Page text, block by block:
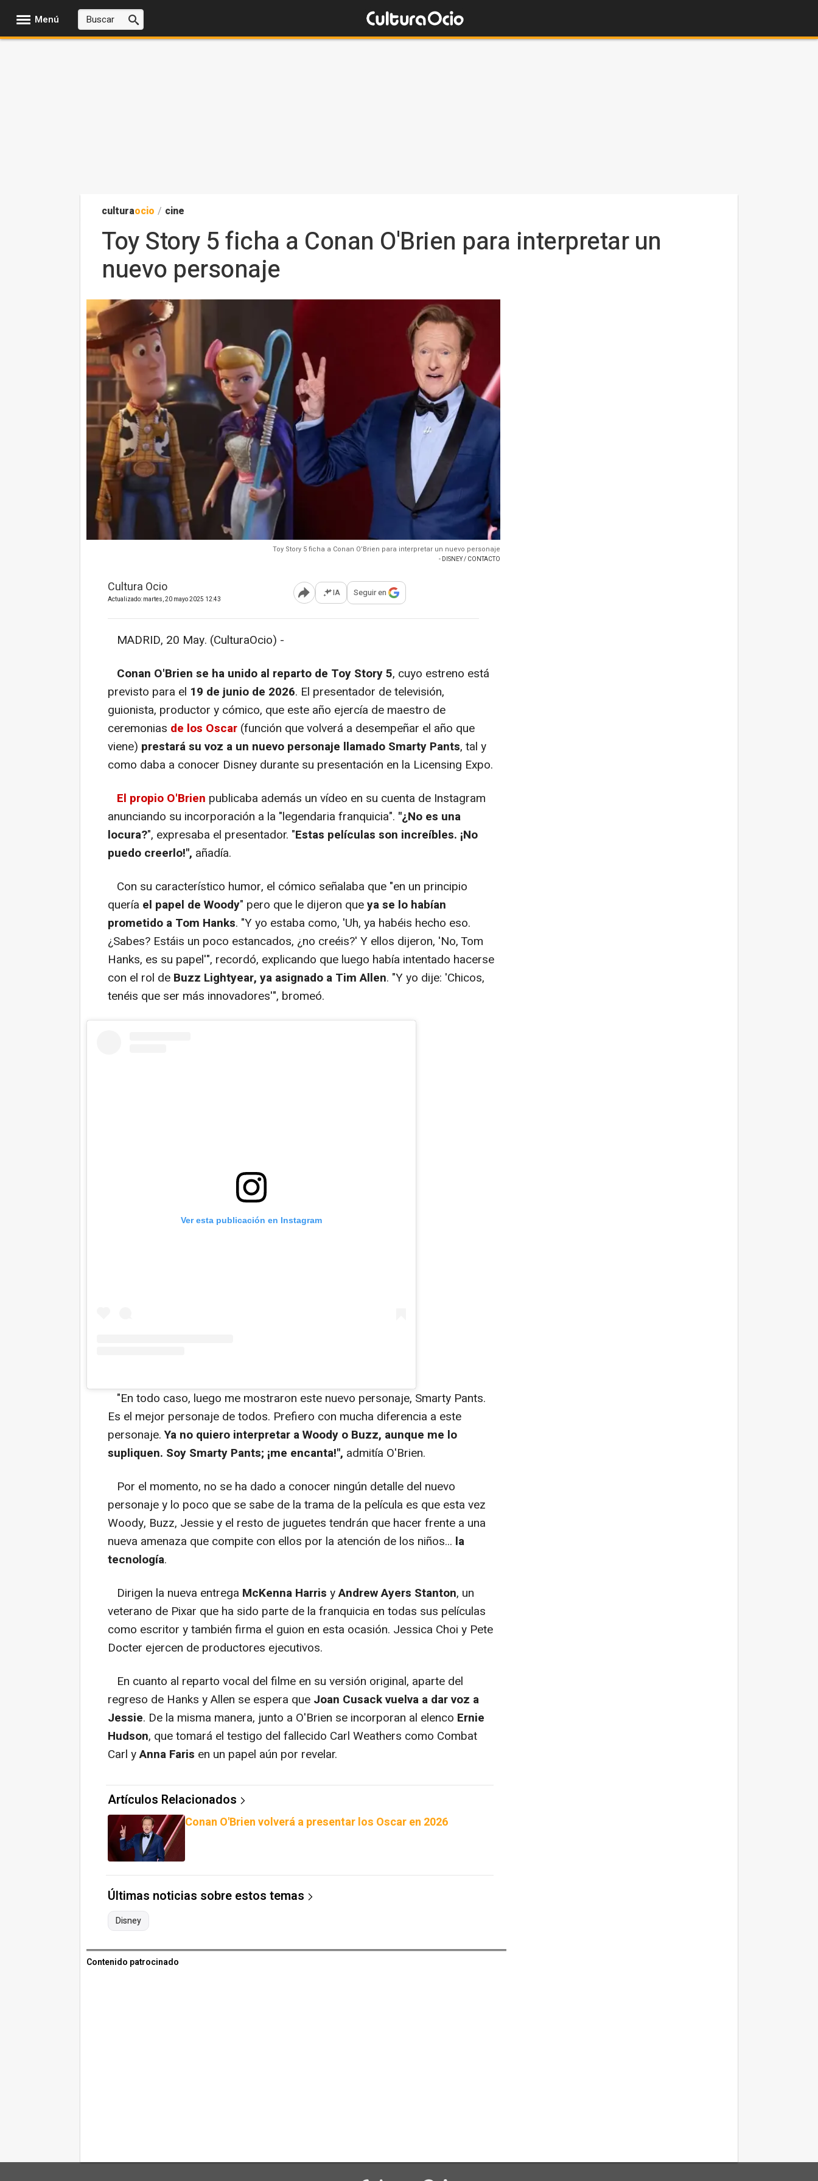
Menú
culturaocio / cine
Toy Story 5 ficha a Conan O'Brien para interpretar un
nuevo personaje
Toy Story 5 ficha a Conan O'Brien para interpretar un nuevo personaje
- DISNEY / CONTACTO
Cultura Ocio
Actualizado: martes, 20 mayo 2025 12:43 Abrir opciones para compartir
IA Seguir en
MADRID, 20 May. (CulturaOcio) -
Conan O'Brien se ha unido al reparto de Toy Story 5, cuyo estreno está
previsto para el 19 de junio de 2026. El presentador de televisión,
guionista, productor y cómico, que este año ejercía de maestro de
ceremonias de los Oscar (función que volverá a desempeñar el año que
viene) prestará su voz a un nuevo personaje llamado Smarty Pants, tal y
como daba a conocer Disney durante su presentación en la Licensing Expo.
El propio O'Brien publicaba además un vídeo en su cuenta de Instagram
anunciando su incorporación a la "legendaria franquicia". "¿No es una
locura?", expresaba el presentador. "Estas películas son increíbles. ¡No
puedo creerlo!", añadía.
Con su característico humor, el cómico señalaba que "en un principio
quería el papel de Woody" pero que le dijeron queya se lo habían
prometido a Tom Hanks. "Y yo estaba como, 'Uh, ya habéis hecho eso.
¿Sabes? Estáis un poco estancados, ¿no creéis?' Y ellos dijeron, 'No, Tom
Hanks, es su papel'", recordó, explicando que luego había intentado hacerse
con el rol de Buzz Lightyear, ya asignado a Tim Allen. "Y yo dije: 'Chicos,
tenéis que ser más innovadores'", bromeó.
Ver esta publicación en Instagram
"En todo caso, luego me mostraron este nuevo personaje, Smarty Pants.
Es el mejor personaje de todos. Prefiero con mucha diferencia a este
personaje.Ya no quiero interpretar a Woody o Buzz, aunque me lo
supliquen. Soy Smarty Pants; ¡me encanta!", admitía O'Brien.
Por el momento, no se ha dado a conocer ningún detalle del nuevo
personaje y lo poco que se sabe de la trama de la película es que esta vez
Woody, Buzz, Jessie y el resto de juguetes tendrán que hacer frente a una
nueva amenaza que compite con ellos por la atención de los niños... la
tecnología.
Dirigen la nueva entrega McKenna Harris yAndrew Ayers Stanton, un
veterano de Pixar que ha sido parte de la franquicia en todas sus películas
como escritor y también firma el guion en esta ocasión. Jessica Choi y Pete
Docter ejercen de productores ejecutivos.
En cuanto al reparto vocal del filme en su versión original, aparte del
regreso de Hanks y Allen se espera que Joan Cusackvuelva a dar voz a
Jessie. De la misma manera, junto a O'Brien se incorporan al elenco Ernie
Hudson, que tomará el testigo del fallecido Carl Weathers como Combat
Carl yAnna Faris en un papel aún por revelar.
Artículos Relacionados
Conan O'Brien volverá a presentar los Oscar en 2026
Últimas noticias sobre estos temas
Disney
Contenido patrocinado